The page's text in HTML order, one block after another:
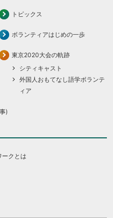
トピックス
ボランティアはじめの一歩
東京2020大会の軌跡
シティキャスト
外国人おもてなし語学ボランテ
ィア
)
ークとは